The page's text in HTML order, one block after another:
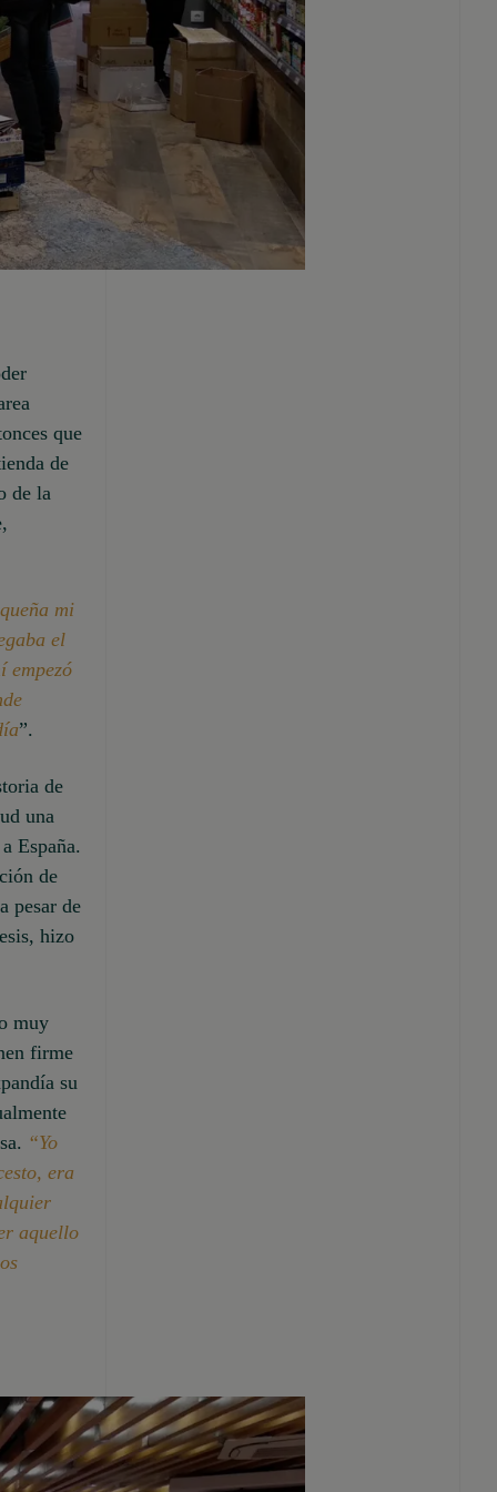
que
de
de la
mi
el
empezó
”.
de
una
España.
de
pesar de
hizo
muy
firme
su
“Yo
era
aquello